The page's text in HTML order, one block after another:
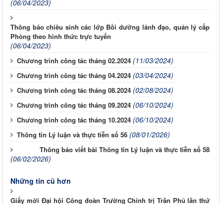
(06/04/2023)
Thông báo chiêu sinh các lớp Bồi dưỡng lãnh đạo, quản lý cấp
Phòng theo hình thức trực tuyến
(06/04/2023)
Chương trình công tác tháng 02.2024 (11/03/2024)
Chương trình công tác tháng 04.2024 (03/04/2024)
Chương trình công tác tháng 08.2024 (02/08/2024)
Chương trình công tác tháng 09.2024 (06/10/2024)
Chương trình công tác tháng 10.2024 (06/10/2024)
Thông tin Lý luận và thực tiễn số 56 (08/01/2026)
Thông báo viết bài Thông tin Lý luận và thực tiễn số 58
(06/02/2026)
Những tin cũ hơn
Giấy mời Đại hội Công đoàn Trường Chính trị Trần Phú lần thứ